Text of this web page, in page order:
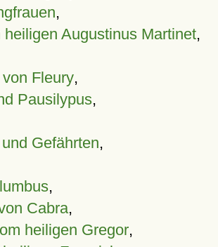
,
Augustinus Martinet,
Fleury,
Pausilypus,
Gefährten,
,
Cabra,
heiligen Gregor,